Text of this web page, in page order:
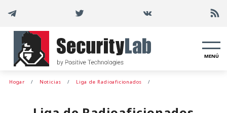
MENÚ
Hogar Noticias Liga de Radioaficionados